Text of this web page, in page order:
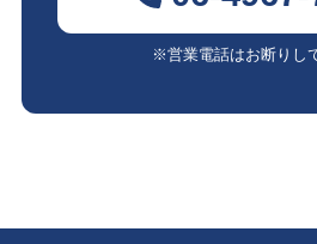
※営業電話はお断りし